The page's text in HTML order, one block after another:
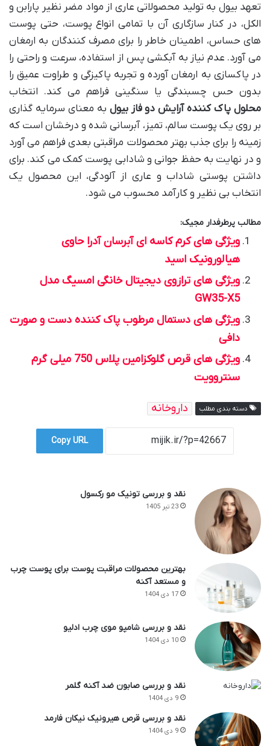
تعهد بیول به تولید محصولاتی عاری از مواد مضر نظیر پارابن و
الکل، در کنار سازگاری آن با تمامی انواع پوست، حتی پوست
های حساس، اطمینان خاطر را برای مصرف کنندگان به ارمغان
می آورد. عدم نیاز به آبکشی پس از استفاده، سرعت و راحتی را
در پاکسازی به ارمغان آورده و تجربه پاکیزگی و طراوت عمیق را
بدون حس چسبندگی یا سنگینی فراهم می کند. انتخاب
محلول پاک کننده آرایش دو فاز بیول به معنای سرمایه گذاری
بر روی یک پوست سالم، تمیز، آبرسانی شده و درخشان است که
زمینه را برای جذب بهتر محصولات مراقبتی بعدی فراهم می آورد
و در نهایت به حفظ جوانی و شادابی پوست کمک می کند. برای
داشتن پوستی شاداب و عاری از آلودگی، این محصول یک
انتخاب بی نظیر و کارآمد محسوب می شود.
مطالب پرطرفدار مجیک:
ویژگی های کرم کاسه ای آبرسان آدرا حاوی
هیالورونیک اسید
ویژگی های ترازوی دیجیتال خانگی امسیگ مدل
GW35-X5
ویژگی های دستمال مرطوب پاک کننده دست و صورت
دافی
ویژگی های قرص گلوکزامین پلاس 750 میلی گرم
سنتروویت
دسته بندی مطلب داروخانه
Copy URL
نقد و بررسی تونیک مو رکسول
23 تیر 1405
بهترین محصولات مراقبت پوست برای پوست چرب
و مستعد آکنه
17 دی 1404
نقد و بررسی شامپو موی چرب ادلیو
10 دی 1404
نقد و بررسی صابون ضد آکنه گلمر
9 دی 1404
نقد و بررسی قرص هیرونیک نیکان فارمد
9 دی 1404